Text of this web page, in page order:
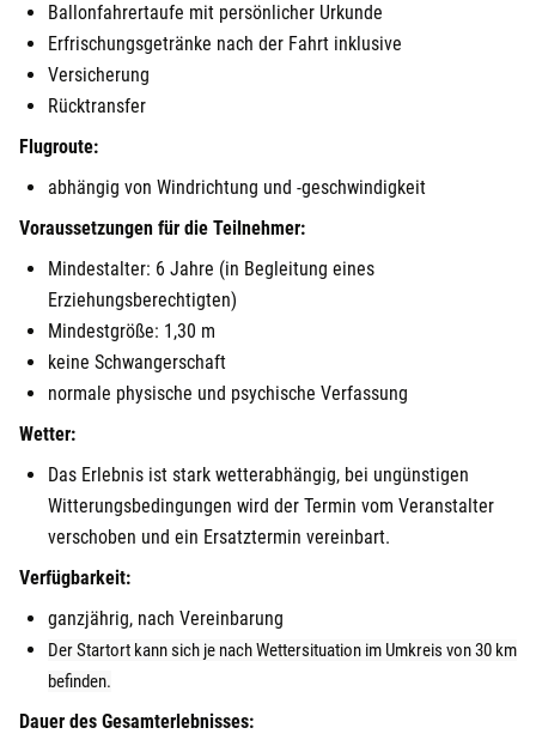
Ballonfahrertaufe mit persönlicher Urkunde
Erfrischungsgetränke nach der Fahrt inklusive
Versicherung
Rücktransfer
Flugroute:
abhängig von Windrichtung und -geschwindigkeit
Voraussetzungen für die Teilnehmer:
Mindestalter: 6 Jahre (in Begleitung eines
Erziehungsberechtigten)
Mindestgröße: 1,30 m
keine Schwangerschaft
normale physische und psychische Verfassung
Wetter:
Das Erlebnis ist stark wetterabhängig, bei ungünstigen
Witterungsbedingungen wird der Termin vom Veranstalter
verschoben und ein Ersatztermin vereinbart.
Verfügbarkeit:
ganzjährig, nach Vereinbarung
Der Startort kann sich je nach Wettersituation im Umkreis von 30 km
befinden.
Dauer des Gesamterlebnisses: